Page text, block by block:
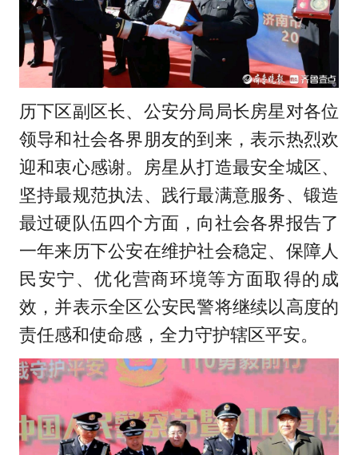
历下区副区长、公安分局局长房星对各位
领导和社会各界朋友的到来，表示热烈欢
迎和衷心感谢。房星从打造最安全城区、
坚持最规范执法、践行最满意服务、锻造
最过硬队伍四个方面，向社会各界报告了
一年来历下公安在维护社会稳定、保障人
民安宁、优化营商环境等方面取得的成
效，并表示全区公安民警将继续以高度的
责任感和使命感，全力守护辖区平安。